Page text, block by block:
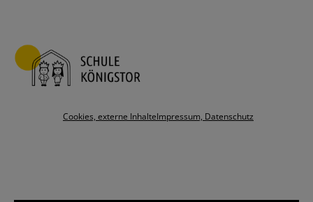
Cookies, externe InhalteImpressum, Datenschutz